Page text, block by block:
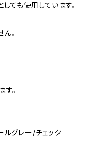
ても使用しています。
。
。
グレー/チェック